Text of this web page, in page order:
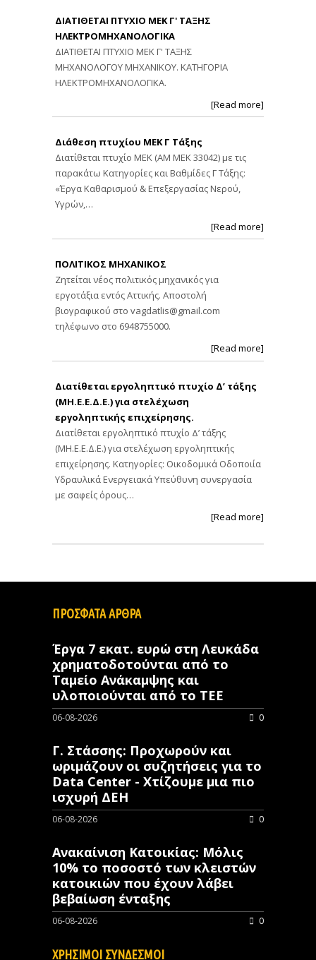
ΔΙΑΤΙΘΕΤΑΙ ΠΤΥΧΙΟ ΜΕΚ Γ' ΤΑΞΗΣ
ΗΛΕΚΤΡΟΜΗΧΑΝΟΛΟΓΙΚΑ
ΔΙΑΤΙΘΕΤΑΙ ΠΤΥΧΙΟ ΜΕΚ Γ' ΤΑΞΗΣ
ΜΗΧΑΝΟΛΟΓΟΥ ΜΗΧΑΝΙΚΟΥ. ΚΑΤΗΓΟΡΙΑ
ΗΛΕΚΤΡΟΜΗΧΑΝΟΛΟΓΙΚΑ.
[Read more]
Διάθεση πτυχίου ΜΕΚ Γ Τάξης
Διατίθεται πτυχίο ΜΕΚ (ΑΜ ΜΕΚ 33042) με τις
παρακάτω Κατηγορίες και Βαθμίδες Γ Τάξης:
«Έργα Καθαρισμού & Επεξεργασίας Νερού,
Υγρών,…
[Read more]
ΠΟΛΙΤΙΚΟΣ ΜΗΧΑΝΙΚΟΣ
Ζητείται νέος πολιτικός μηχανικός για
εργοτάξια εντός Αττικής. Αποστολή
βιογραφικού στο vagdatlis@gmail.com
τηλέφωνο στο 6948755000.
[Read more]
Διατίθεται εργοληπτικό πτυχίο Δ’ τάξης
(ΜΗ.Ε.Ε.Δ.Ε.) για στελέχωση
εργοληπτικής επιχείρησης.
Διατίθεται εργοληπτικό πτυχίο Δ’ τάξης
(ΜΗ.Ε.Ε.Δ.Ε.) για στελέχωση εργοληπτικής
επιχείρησης. Κατηγορίες: Οικοδομικά Οδοποιία
Υδραυλικά Ενεργειακά Υπεύθυνη συνεργασία
με σαφείς όρους…
[Read more]
ΠΡΟΣΦΑΤΑ ΑΡΘΡΑ
Έργα 7 εκατ. ευρώ στη Λευκάδα
χρηματοδοτούνται από το
Ταμείο Ανάκαμψης και
υλοποιούνται από το ΤΕΕ
06-08-2026 0
Γ. Στάσσης: Προχωρούν και
ωριμάζουν οι συζητήσεις για το
Data Center - Χτίζουμε μια πιο
ισχυρή ΔΕΗ
06-08-2026 0
Ανακαίνιση Κατοικίας: Μόλις
10% το ποσοστό των κλειστών
κατοικιών που έχουν λάβει
βεβαίωση ένταξης
06-08-2026 0
ΧΡΗΣΙΜΟΙ ΣΥΝΔΕΣΜΟΙ